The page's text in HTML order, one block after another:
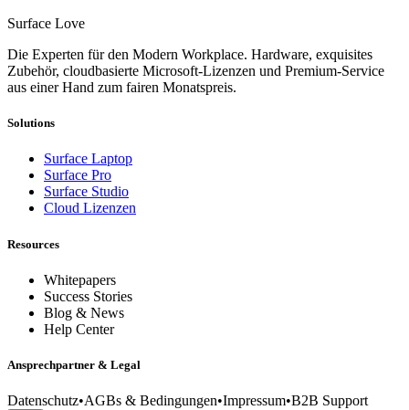
Surface Love
Die Experten für den Modern Workplace. Hardware, exquisites
Zubehör, cloudbasierte Microsoft-Lizenzen und Premium-Service
aus einer Hand zum fairen Monatspreis.
Solutions
Surface Laptop
Surface Pro
Surface Studio
Cloud Lizenzen
Resources
Whitepapers
Success Stories
Blog & News
Help Center
Ansprechpartner & Legal
Datenschutz•AGBs & Bedingungen•Impressum•B2B Support